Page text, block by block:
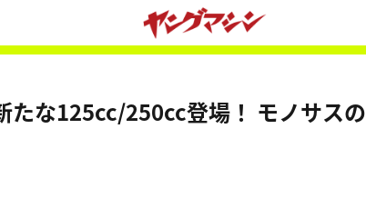
たな125cc/250cc登場！ モノサスの